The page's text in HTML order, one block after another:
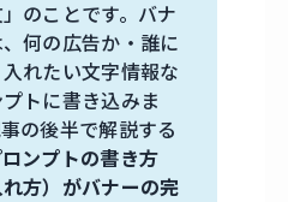
のことです。バナ
何の広告か・誰に
れたい文字情報な
トに書き込みま
の後半で解説する
ンプトの書き方
れ方）がバナーの完